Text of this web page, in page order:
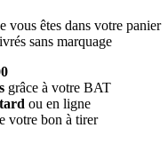
vous êtes dans votre panier
sans marquage
grâce à votre BAT
ou en ligne
votre bon à tirer